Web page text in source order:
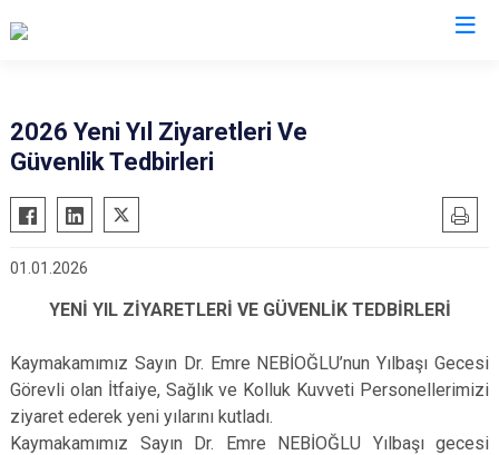
Ayvacık
Bayramiç
Bozcaada
Yenice
2026 Yeni Yıl Ziyaretleri Ve
Güvenlik Tedbirleri
01.01.2026
YENİ YIL ZİYARETLERİ VE GÜVENLİK TEDBİRLERİ
Kaymakamımız Sayın Dr. Emre NEBİOĞLU’nun Yılbaşı Gecesi
Görevli olan İtfaiye, Sağlık ve Kolluk Kuvveti Personellerimizi
ziyaret ederek yeni yılarını kutladı.
Kaymakamımız Sayın Dr. Emre NEBİOĞLU Yılbaşı gecesi